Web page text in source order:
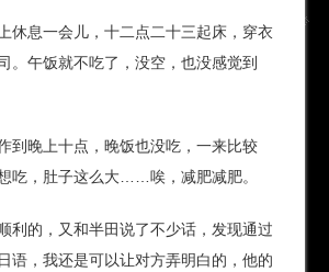
休息一会儿，十二点二十三起床，穿衣
。午饭就不吃了，没空，也没感觉到
到晚上十点，晚饭也没吃，一来比较
吃，肚子这么大……唉，减肥减肥。
利的，又和半田说了不少话，发现通过
语，我还是可以让对方弄明白的，他的